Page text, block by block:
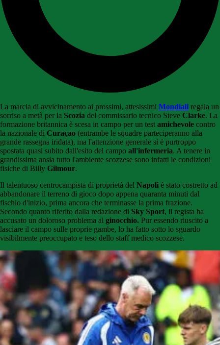
La marcia di avvicinamento ai prossimi, attesissimi Mondiali regala un
sorriso a metà per la Scozia del commissario tecnico Steve Clarke. La
formazione britannica è scesa in campo per un test amichevole contro
la nazionale di Curaçao (entrambe le squadre parteciperanno alla
grande rassegna iridata), ma l'attenzione generale si è purtroppo
spostata quasi subito dall'esito del campo all'infermeria. A tenere in
grandissima ansia tutto l'ambiente scozzese sono infatti le condizioni
fisiche di Billy Gilmour.
Il talentuoso centrocampista di proprietà del Napoli è stato costretto ad
abbandonare il terreno di gioco dopo appena quaranta minuti dal
fischio d'inizio, prima ancora che terminasse la prima frazione.
Secondo quanto riferito dalla redazione di Sky Sport, il regista ha
accusato un doloroso problema al ginocchio. Pur essendo riuscito a
lasciare il campo sulle proprie gambe, lo ha fatto sotto lo sguardo
visibilmente preoccupato e teso dello staff medico scozzese.